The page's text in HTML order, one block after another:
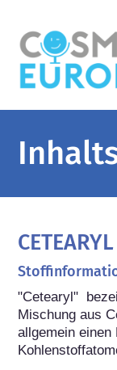
"Cetearyl"
Mischung aus
allgemein